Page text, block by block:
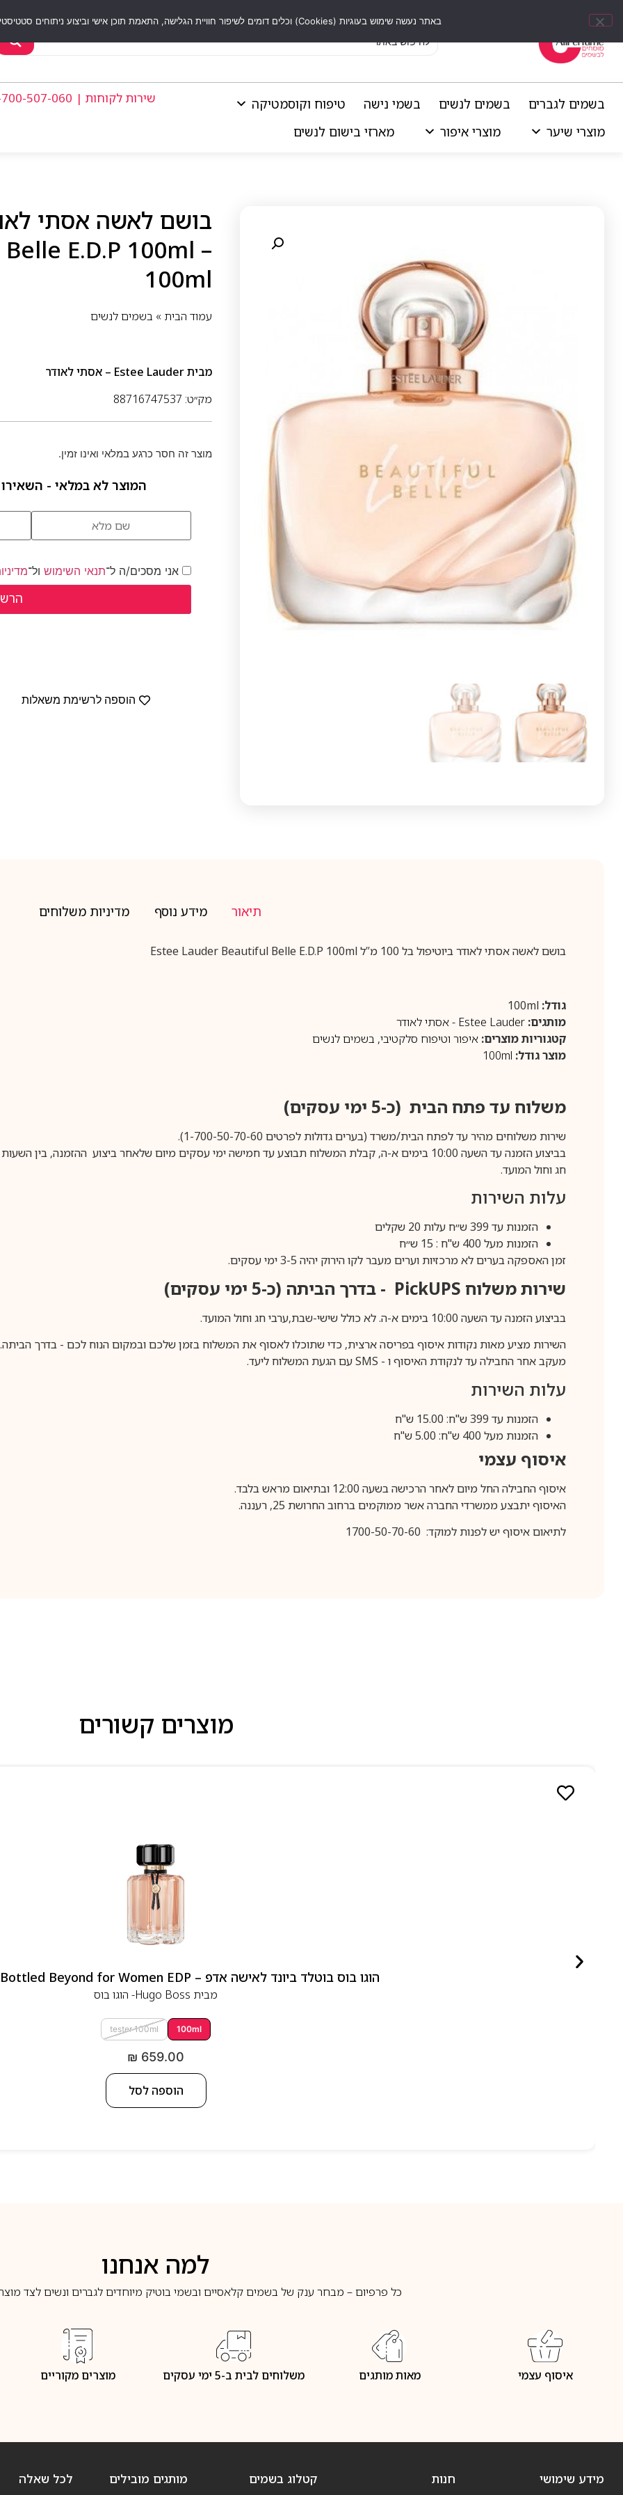
בשמים לגברים בשמים לנשים בשמי נישה
טיפוח וקוסמטיקה
מוצרי שיער
מוצרי איפור מארזי בישום לנשים
שירות לקוחות | 1-700-507-060
E.D.P 100ml –
100ml
עמוד הבית » בשמים לנשים
מביתEstee Lauder – אסתי לאודר
מק״ט: 88716747537
מוצר זה חסר כרגע במלאי ואינו זמין.
המוצר לא במלאי - השאירו
אני מסכים/ה ל־תנאי השימוש ול־
הוספה לרשימת משאלות
תיאור מידע נוסף מדיניות משלוחים
בושם לאשה אסתי לאודר ביוטיפול בל 100 מ”ל Estee Lauder Beautiful Belle E.D.P 100ml
גודל:
מותגים: Estee Lauder - אסתי לאודר
קטגוריות מוצרים: איפור וטיפוח סלקטיבי, בשמים לנשים
מוצר גודל: 100ml
משלוח עד פתח הבית (כ-5 ימי עסקים)
שירות משלוחים מהיר עד לפתח הבית/משרד (בערים גדולות לפרטים 1-700-50-70-60).
חג וחול המועד.
עלות השירות
הזמנות עד 399 ש״ח עלות 20 שקלים
הזמנות מעל 400 ש"ח : 15 ש״ח
זמן האספקה בערים לא מרכזיות וערים מעבר לקו הירוק יהיה 3-5 ימי עסקים.
שירות משלוח PickUPS - בדרך הביתה (כ-5 ימי עסקים)
בביצוע הזמנה עד השעה 10:00 בימים א-ה. לא כולל שישי-שבת,ערבי חג וחול המועד.
השירות מציע מאות נקודות איסוף בפריסה ארצית, כדי שתוכלו לאסוף את המשלוח בזמן שלכם ובמקום הנוח לכם - בדרך הביתה.
מעקב אחר החבילה עד לנקודת האיסוף ו - SMSעם הגעת המשלוח ליעד.
עלות השירות
הזמנות עד 399 ש"ח: 15.00 ש"ח
הזמנות מעל 400 ש"ח: 5.00 ש"ח
איסוף עצמי
איסוף החבילה החל מיום לאחר הרכישה בשעה 12:00 ובתיאום מראש בלבד.
האיסוף יתבצע ממשרדי החברה אשר ממוקמים ברחוב החרושת 25, רעננה.
לתיאום איסוף יש לפנות למוקד: 1700-50-70-60
מוצרים קשורים
הוגו בוס בוטלד ביונד לאישה אדפ – Hugo Boss Bottled Beyond for Women EDP
מבית Hugo Boss- הוגו בוס
100ml
tester 100ml
₪ 659.00
הוספה לסל
למה אנחנו
כל פרפיום – מבחר ענק של בשמים קלאסיים ובשמי בוטיק מיוחדים לגברים ונשים לצד
איסוף עצמי מאות מותגים משלוחים לבית ב-5 ימי עסקים מוצרים מקוריים
מידע שימושי חנות קטלוג בשמים מותגים מובילים לכל שאלה
באתר נעשה שימוש בעוגיות (Cookies) וכלים דומים לשיפור חוויית הגלישה, התאמת תוכן אישי וביצוע ניתוחים סטטיסטיים.